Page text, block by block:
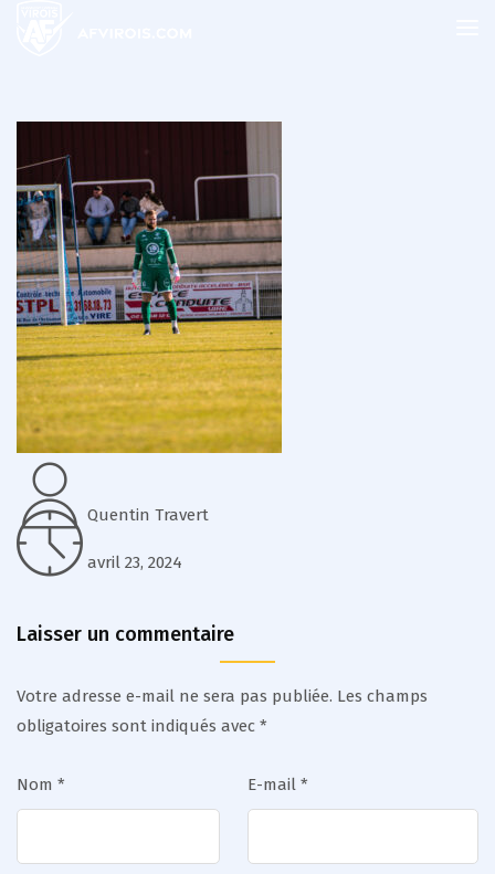
Quentin Travert
avril 23, 2024
Laisser un commentaire
Votre adresse e-mail ne sera pas publiée. Les champs
obligatoires sont indiqués avec *
Nom * E-mail *